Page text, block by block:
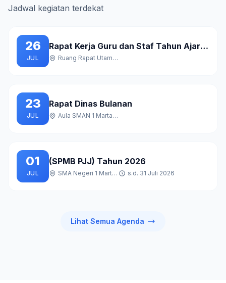
Jadwal kegiatan terdekat
26
JUL
Rapat Kerja Guru dan Staf Tahun Ajaran Baru
Ruang Rapat Utama Gedung A
23
JUL
Rapat Dinas Bulanan
Aula SMAN 1 Martapura
01
JUL
(SPMB PJJ) Tahun 2026
SMA Negeri 1 Martapura s.d. 31 Juli 2026
Lihat Semua Agenda